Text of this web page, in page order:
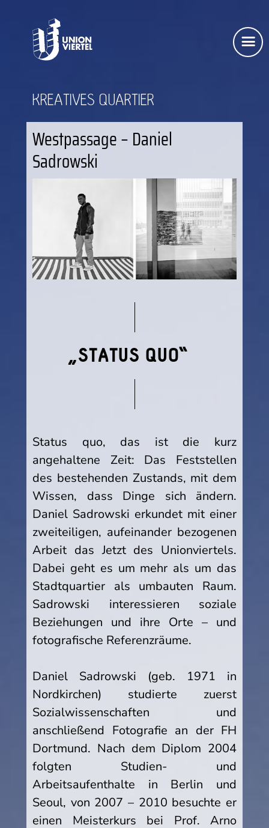
KREATIVES QUARTIER
Westpassage – Daniel
Sadrowski
„STATUS QUO“
Status quo, das ist die kurz
angehaltene Zeit: Das Feststellen
des bestehenden Zustands, mit dem
Wissen, dass Dinge sich ändern.
Daniel Sadrowski erkundet mit einer
zweiteiligen, aufeinander bezogenen
Arbeit das Jetzt des Unionviertels.
Dabei geht es um mehr als um das
Stadtquartier als umbauten Raum.
Sadrowski interessieren soziale
Beziehungen und ihre Orte – und
fotografische Referenzräume.
Daniel Sadrowski (geb. 1971 in
Nordkirchen) studierte zuerst
Sozialwissenschaften und
anschließend Fotografie an der FH
Dortmund. Nach dem Diplom 2004
folgten Studien- und
Arbeitsaufenthalte in Berlin und
Seoul, von 2007 – 2010 besuchte er
einen Meisterkurs bei Prof. Arno